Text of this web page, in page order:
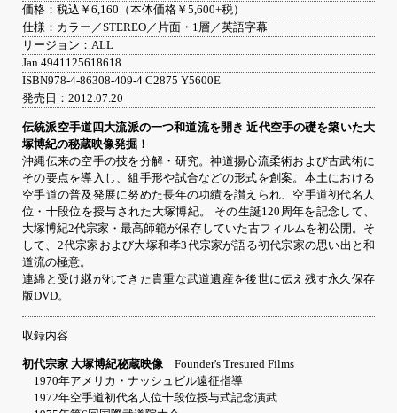
価格：税込￥6,160（本体価格￥5,600+税）
仕様：カラー／STEREO／片面・1層／英語字幕
リージョン：ALL
Jan 4941125618618
ISBN978-4-86308-409-4 C2875 Y5600E
発売日：2012.07.20
伝統派空手道四大流派の一つ和道流を開き 近代空手の礎を築いた大
塚博紀の秘蔵映像発掘！
沖縄伝来の空手の技を分解・研究。神道揚心流柔術および古武術に
その要点を導入し、組手形や試合などの形式を創案。本土における
空手道の普及発展に努めた長年の功績を讃えられ、空手道初代名人
位・十段位を授与された大塚博紀。 その生誕120周年を記念して、
大塚博紀2代宗家・最高師範が保存していた古フィルムを初公開。そ
して、2代宗家および大塚和孝3代宗家が語る初代宗家の思い出と和
道流の極意。
連綿と受け継がれてきた貴重な武道遺産を後世に伝え残す永久保存
版DVD。
収録内容
初代宗家 大塚博紀秘蔵映像 Founder's Tresured Films
1970年アメリカ・ナッシュビル遠征指導
1972年空手道初代名人位十段位授与式記念演武